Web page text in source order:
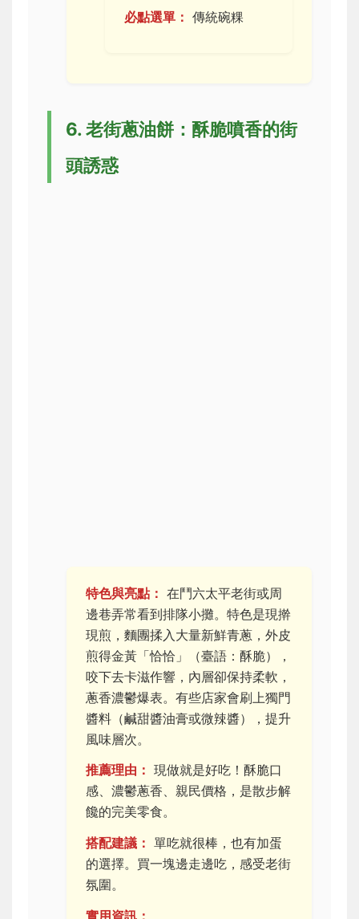
必點選單： 傳統碗粿
6. 老街蔥油餅：酥脆噴香的街
頭誘惑
特色與亮點： 在鬥六太平老街或周
邊巷弄常看到排隊小攤。特色是現擀
現煎，麵團揉入大量新鮮青蔥，外皮
煎得金黃「恰恰」（臺語：酥脆），
咬下去卡滋作響，內層卻保持柔軟，
蔥香濃鬱爆表。有些店家會刷上獨門
醬料（鹹甜醬油膏或微辣醬），提升
風味層次。
推薦理由： 現做就是好吃！酥脆口
感、濃鬱蔥香、親民價格，是散步解
饞的完美零食。
搭配建議： 單吃就很棒，也有加蛋
的選擇。買一塊邊走邊吃，感受老街
氛圍。